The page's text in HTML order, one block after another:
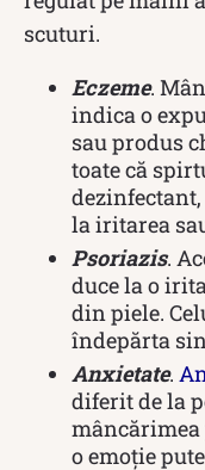
scuturi.
Eczeme.
indica o
sau produs
toate că
la iritarea
Psoriazis.
duce la o
din piele.
îndepărta
Anxietate.
diferit de la
mâncărimea
o emoție